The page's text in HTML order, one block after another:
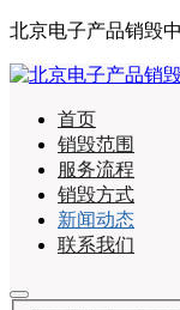
北京电子产品销毁
首页
销毁范围
服务流程
销毁方式
新闻动态
联系我们